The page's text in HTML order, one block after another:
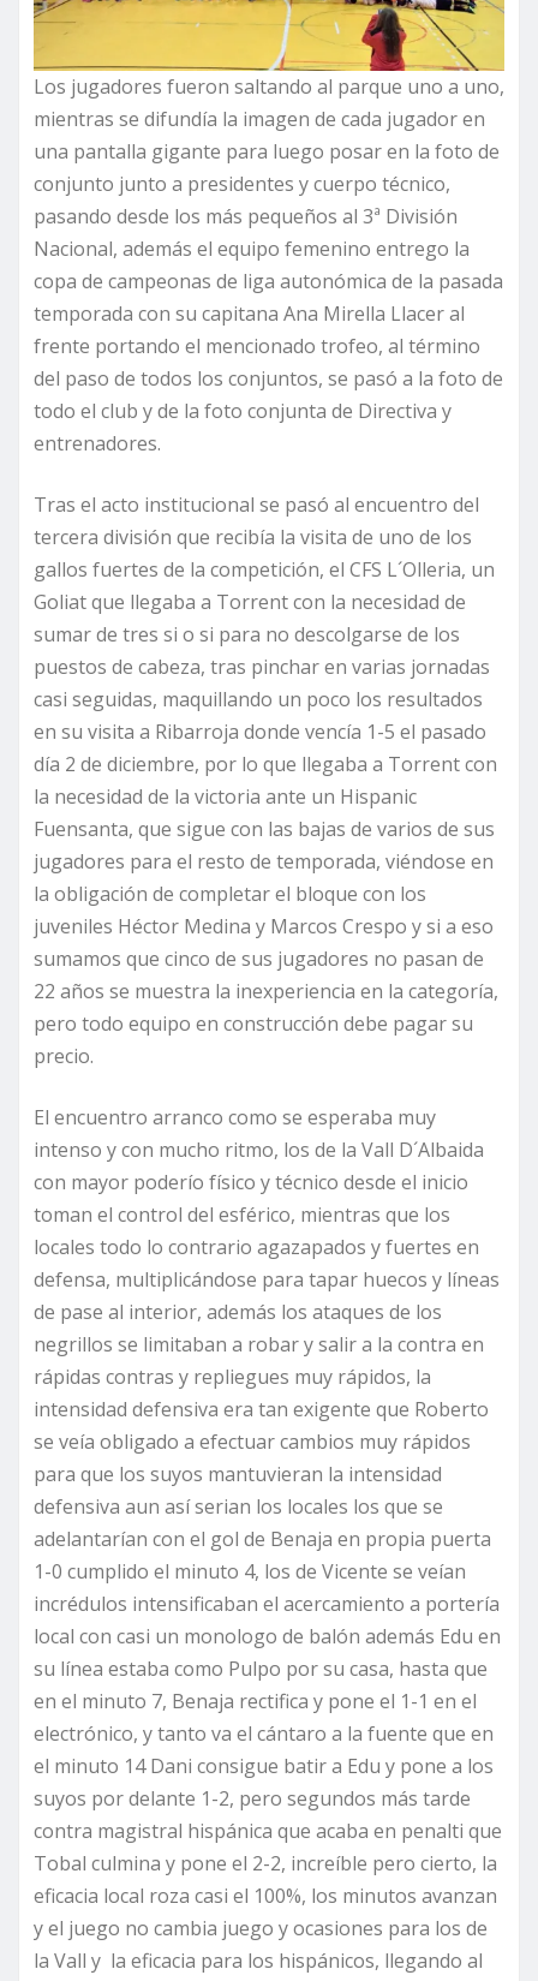
Los jugadores fueron saltando al parque uno a uno,
mientras se difundía la imagen de cada jugador en
una pantalla gigante para luego posar en la foto de
conjunto junto a presidentes y cuerpo técnico,
pasando desde los más pequeños al 3ª División
Nacional, además el equipo femenino entrego la
copa de campeonas de liga autonómica de la pasada
temporada con su capitana Ana Mirella Llacer al
frente portando el mencionado trofeo, al término
del paso de todos los conjuntos, se pasó a la foto de
todo el club y de la foto conjunta de Directiva y
entrenadores.
Tras el acto institucional se pasó al encuentro del
tercera división que recibía la visita de uno de los
gallos fuertes de la competición, el CFS L´Olleria, un
Goliat que llegaba a Torrent con la necesidad de
sumar de tres si o si para no descolgarse de los
puestos de cabeza, tras pinchar en varias jornadas
casi seguidas, maquillando un poco los resultados
en su visita a Ribarroja donde vencía 1-5 el pasado
día 2 de diciembre, por lo que llegaba a Torrent con
la necesidad de la victoria ante un Hispanic
Fuensanta, que sigue con las bajas de varios de sus
jugadores para el resto de temporada, viéndose en
la obligación de completar el bloque con los
juveniles Héctor Medina y Marcos Crespo y si a eso
sumamos que cinco de sus jugadores no pasan de
22 años se muestra la inexperiencia en la categoría,
pero todo equipo en construcción debe pagar su
precio.
El encuentro arranco como se esperaba muy
intenso y con mucho ritmo, los de la Vall D´Albaida
con mayor poderío físico y técnico desde el inicio
toman el control del esférico, mientras que los
locales todo lo contrario agazapados y fuertes en
defensa, multiplicándose para tapar huecos y líneas
de pase al interior, además los ataques de los
negrillos se limitaban a robar y salir a la contra en
rápidas contras y repliegues muy rápidos, la
intensidad defensiva era tan exigente que Roberto
se veía obligado a efectuar cambios muy rápidos
para que los suyos mantuvieran la intensidad
defensiva aun así serian los locales los que se
adelantarían con el gol de Benaja en propia puerta
1-0 cumplido el minuto 4, los de Vicente se veían
incrédulos intensificaban el acercamiento a portería
local con casi un monologo de balón además Edu en
su línea estaba como Pulpo por su casa, hasta que
en el minuto 7, Benaja rectifica y pone el 1-1 en el
electrónico, y tanto va el cántaro a la fuente que en
el minuto 14 Dani consigue batir a Edu y pone a los
suyos por delante 1-2, pero segundos más tarde
contra magistral hispánica que acaba en penalti que
Tobal culmina y pone el 2-2, increíble pero cierto, la
eficacia local roza casi el 100%, los minutos avanzan
y el juego no cambia juego y ocasiones para los de
la Vall y la eficacia para los hispánicos, llegando al